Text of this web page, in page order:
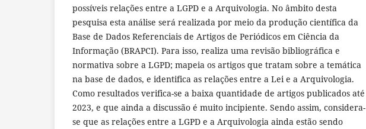
possíveis relações entre a LGPD e a Arquivologia. No âmbito desta
pesquisa esta análise será realizada por meio da produção científica da
Base de Dados Referenciais de Artigos de Periódicos em Ciência da
Informação (BRAPCI). Para isso, realiza uma revisão bibliográfica e
normativa sobre a LGPD; mapeia os artigos que tratam sobre a temática
na base de dados, e identifica as relações entre a Lei e a Arquivologia.
Como resultados verifica-se a baixa quantidade de artigos publicados até
2023, e que ainda a discussão é muito incipiente. Sendo assim, considera-
se que as relações entre a LGPD e a Arquivologia ainda estão sendo